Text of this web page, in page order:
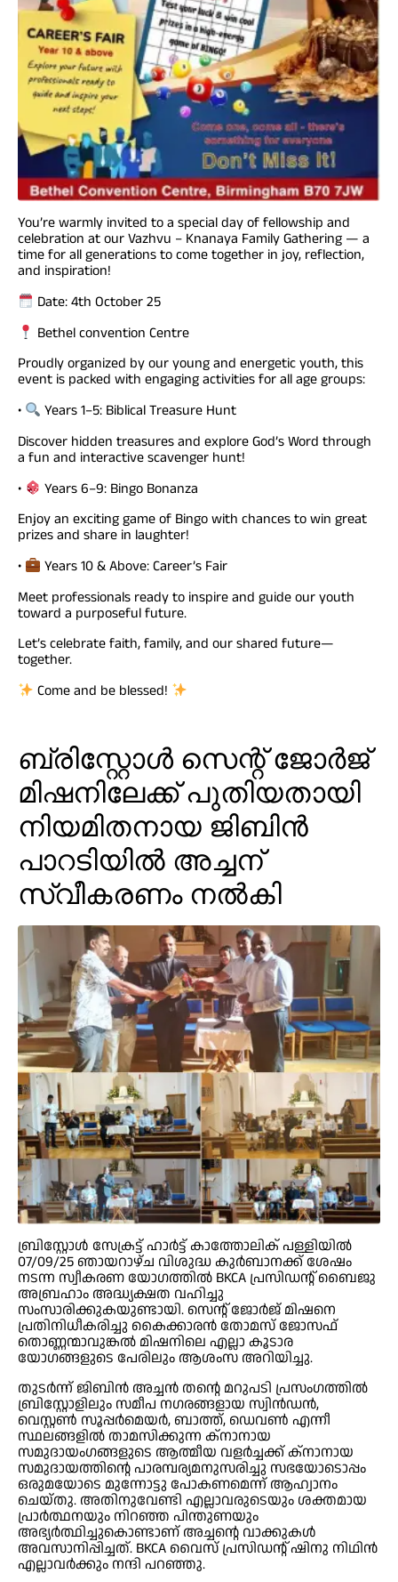
You’re warmly invited to a special day of fellowship and
celebration at our Vazhvu – Knanaya Family Gathering — a
time for all generations to come together in joy, reflection,
and inspiration!
Date: 4th October 25
Bethel convention Centre
Proudly organized by our young and energetic youth, this
event is packed with engaging activities for all age groups:
•
Years 1–5: Biblical Treasure Hunt
Discover hidden treasures and explore God’s Word through
a fun and interactive scavenger hunt!
•
Years 6–9: Bingo Bonanza
Enjoy an exciting game of Bingo with chances to win great
prizes and share in laughter!
•
Years 10 & Above: Career’s Fair
Meet professionals ready to inspire and guide our youth
toward a purposeful future.
Let’s celebrate faith, family, and our shared future—
together.
Come and be blessed!
ബ്രിസ്റ്റോൾ സെന്റ് ജോർജ്
മിഷനിലേക്ക് പുതിയതായി
നിയമിതനായ ജിബിൻ
പാറടിയിൽ അച്ചന്
സ്വീകരണം നൽകി
ബ്രിസ്റ്റോൾ സേക്രട്ട് ഹാർട്ട് കാത്തോലിക് പള്ളിയിൽ
07/09/25 ഞായറാഴ്ച വിശുദ്ധ കുർബാനക്ക് ശേഷം
നടന്ന സ്വീകരണ യോഗത്തിൽ BKCA പ്രസിഡന്റ്‌ ബൈജു
അബ്രഹാം അദ്ധ്യക്ഷത വഹിച്ചു
സംസാരിക്കുകയുണ്ടായി. സെന്റ് ജോർജ് മിഷനെ
പ്രതിനിധീകരിച്ചു കൈക്കാരൻ തോമസ് ജോസഫ്
തൊണ്ണന്മാവുങ്കൽ മിഷനിലെ എല്ലാ കൂടാര
യോഗങ്ങളുടെ പേരിലും ആശംസ അറിയിച്ചു.
തുടർന്ന് ജിബിൻ അച്ചൻ തന്റെ മറുപടി പ്രസംഗത്തിൽ
ബ്രിസ്റ്റോളിലും സമീപ നഗരങ്ങളായ സ്വിൻഡൻ,
വെസ്റ്റൺ സൂപ്പർമെയർ, ബാത്ത്, ഡെവൺ എന്നീ
സ്ഥലങ്ങളിൽ താമസിക്കുന്ന ക്നാനായ
സമുദായംഗങ്ങളുടെ ആത്മീയ വളർച്ചക്ക് ക്നാനായ
സമുദായത്തിന്റെ പാരമ്പര്യമനുസരിച്ചു സഭയോടൊപ്പം
ഒരുമയോടെ മുന്നോട്ടു പോകണമെന്ന് ആഹ്വാനം
ചെയ്തു. അതിനുവേണ്ടി എല്ലാവരുടെയും ശക്തമായ
പ്രാർത്ഥനയും നിറഞ്ഞ പിന്തുണയും
അഭ്യർത്ഥിച്ചുകൊണ്ടാണ് അച്ചന്റെ വാക്കുകൾ
അവസാനിപ്പിച്ചത്. BKCA വൈസ് പ്രസിഡന്റ് ഷിനു നിഥിൻ
എല്ലാവർക്കും നന്ദി പറഞ്ഞു.